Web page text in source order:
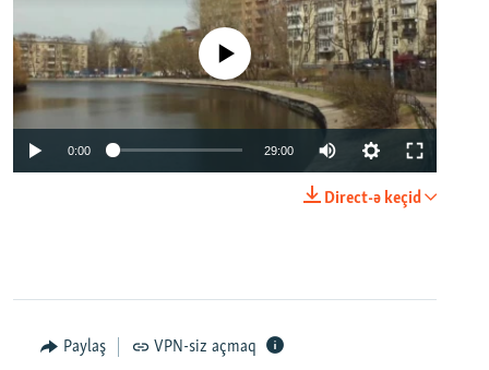
No media source currently available
0:00 29:00
Direct-ə keçid
Paylaş VPN-siz açmaq